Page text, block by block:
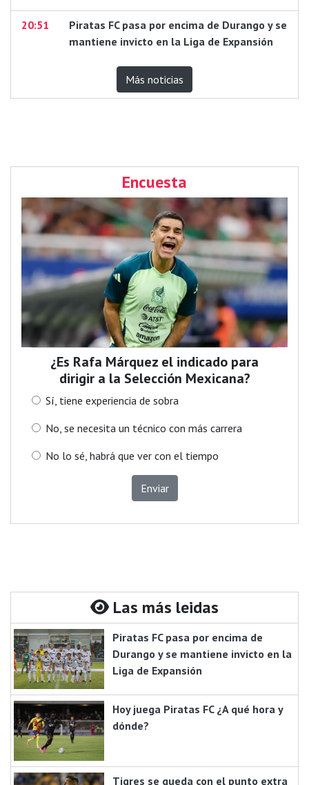
20:51
Piratas FC pasa por encima de Durango y se
mantiene invicto en la Liga de Expansión
Más noticias
Encuesta
¿Es Rafa Márquez el indicado para
dirigir a la Selección Mexicana?
Sí, tiene experiencia de sobra
No, se necesita un técnico con más carrera
No lo sé, habrá que ver con el tiempo
Enviar
Las más leidas
Piratas FC pasa por encima de
Durango y se mantiene invicto en la
Liga de Expansión
Hoy juega Piratas FC ¿A qué hora y
dónde?
Tigres se queda con el punto extra